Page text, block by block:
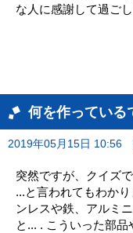
な人に感謝して過ごし
何を作っている
2019年05月15日 10:56
突然ですが、クイズ
...と言われてもわか
ンレスや鉄、アルミ
と... . こういった部